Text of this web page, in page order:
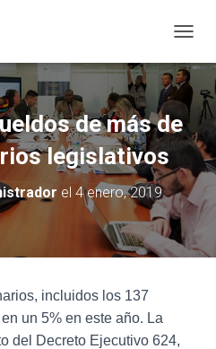
de más de
legislativos
el 4 enero, 2019
incluidos los 137
un 5% en este año. La
del Decreto Ejecutivo 624,